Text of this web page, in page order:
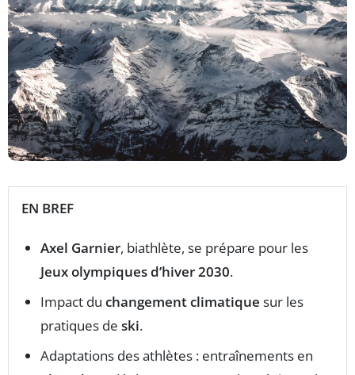
EN BREF
Axel Garnier, biathlète, se prépare pour les
Jeux olympiques d’hiver 2030.
Impact du changement climatique sur les
pratiques de ski.
Adaptations des athlètes : entraînements en